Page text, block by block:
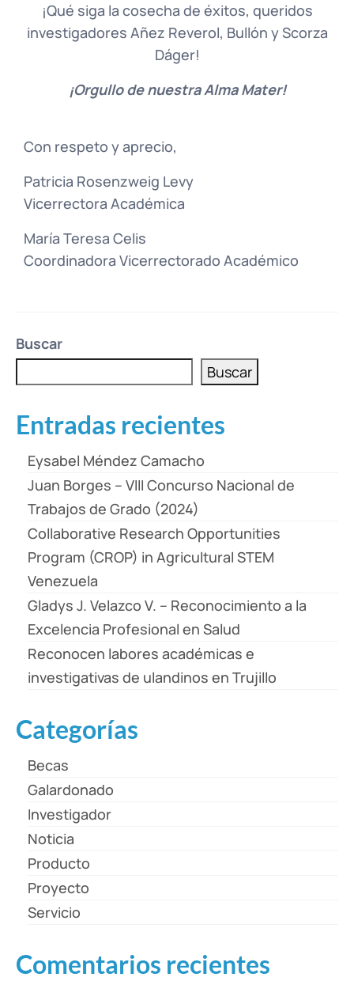
¡Qué siga la cosecha de éxitos, queridos
investigadores Añez Reverol, Bullón y Scorza
Dáger!
¡Orgullo de nuestra Alma Mater!
Con respeto y aprecio,
Patricia Rosenzweig Levy
Vicerrectora Académica
María Teresa Celis
Coordinadora Vicerrectorado Académico
Buscar
Buscar
Entradas recientes
Eysabel Méndez Camacho
Juan Borges – VIII Concurso Nacional de
Trabajos de Grado (2024)
Collaborative Research Opportunities
Program (CROP) in Agricultural STEM
Venezuela
Gladys J. Velazco V. – Reconocimiento a la
Excelencia Profesional en Salud
Reconocen labores académicas e
investigativas de ulandinos en Trujillo
Categorías
Becas
Galardonado
Investigador
Noticia
Producto
Proyecto
Servicio
Comentarios recientes